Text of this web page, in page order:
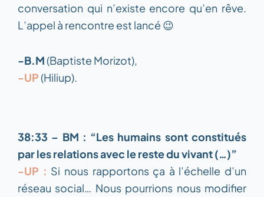
conversation qui n’existe encore qu’en rêve.
L’appel à rencontre est lancé 😉
-B.M(Baptiste Morizot),
-UP(Hiliup).
38:33 – BM : “Les humains sont constitués
par les relations avec le reste du vivant (…)”
-UP : Si nous rapportons ça à l’échelle d’un
réseau social… Nous pourrions nous modifier